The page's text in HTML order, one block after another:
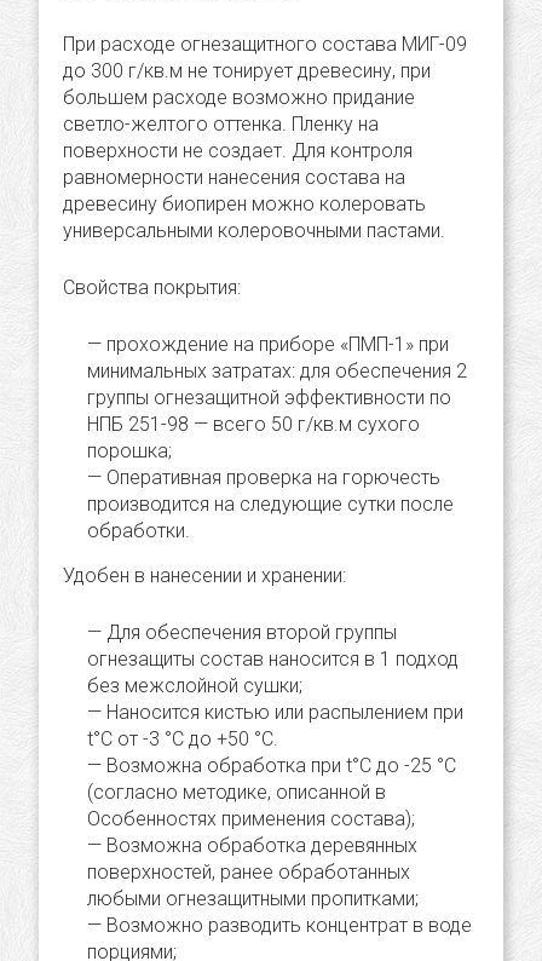
При расходе огнезащитного состава МИГ-09
до 300 г/кв.м не тонирует древесину, при
большем расходе возможно придание
светло-желтого оттенка. Пленку на
поверхности не создает. Для контроля
равномерности нанесения состава на
древесину биопирен можно колеровать
универсальными колеровочными пастами.
Свойства покрытия:
прохождение на приборе «ПМП-1» при
минимальных затратах: для обеспечения 2
группы огнезащитной эффективности по
НПБ 251-98 — всего 50 г/кв.м сухого
порошка;
Оперативная проверка на горючесть
производится на следующие сутки после
обработки.
Удобен в нанесении и хранении:
Для обеспечения второй группы
огнезащиты состав наносится в 1 подход
без межслойной сушки;
Наносится кистью или распылением при
t°С от -3 °С до +50 °С.
Возможна обработка при t°С до -25 °С
(согласно методике, описанной в
Особенностях применения состава);
Возможна обработка деревянных
поверхностей, ранее обработанных
любыми огнезащитными пропитками;
Возможно разводить концентрат в воде
порциями;